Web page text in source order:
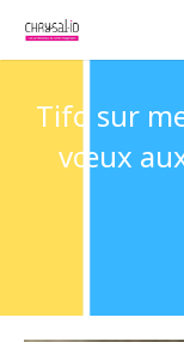
Tifo sur
vœux